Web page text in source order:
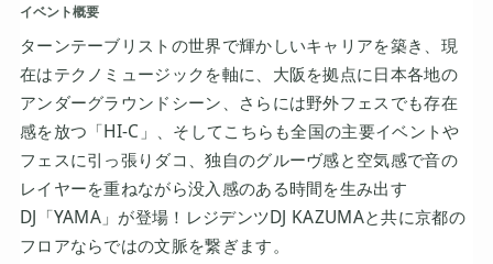
イベント概要
ターンテーブリストの世界で輝かしいキャリアを築き、現
在はテクノミュージックを軸に、大阪を拠点に日本各地の
アンダーグラウンドシーン、さらには野外フェスでも存在
感を放つ「HI-C」、そしてこちらも全国の主要イベントや
フェスに引っ張りダコ、独自のグルーヴ感と空気感で音の
レイヤーを重ねながら没入感のある時間を生み出す
DJ「YAMA」が登場！レジデンツDJ KAZUMAと共に京都の
フロアならではの文脈を繋ぎます。